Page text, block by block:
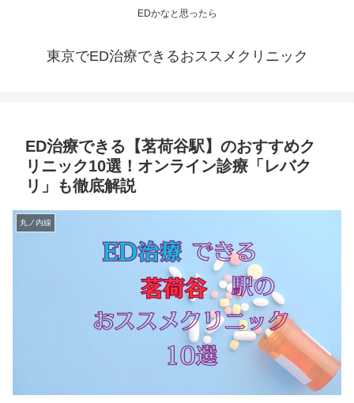
EDかなと思ったら
東京でED治療できるおススメクリニック
ED治療できる【茗荷谷駅】のおすすめク
リニック10選！オンライン診療「レバク
リ」も徹底解説
丸ノ内線